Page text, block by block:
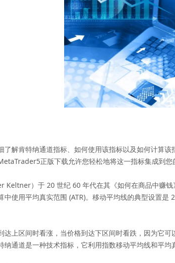
解肯特纳通道指标、如何使用该指标以及如何计算该
正版下载允许您轻松地将这一指标集成到您
）于 20 世纪 60 年代在其《如何在商品中赚钱
中使用平均真实范围 (ATR)。移动平均线的典型设置
上区间时看涨，当价格到达下区间时看跌，因为它可
通道是一种技术指标，它利用指数移动平均线和平均